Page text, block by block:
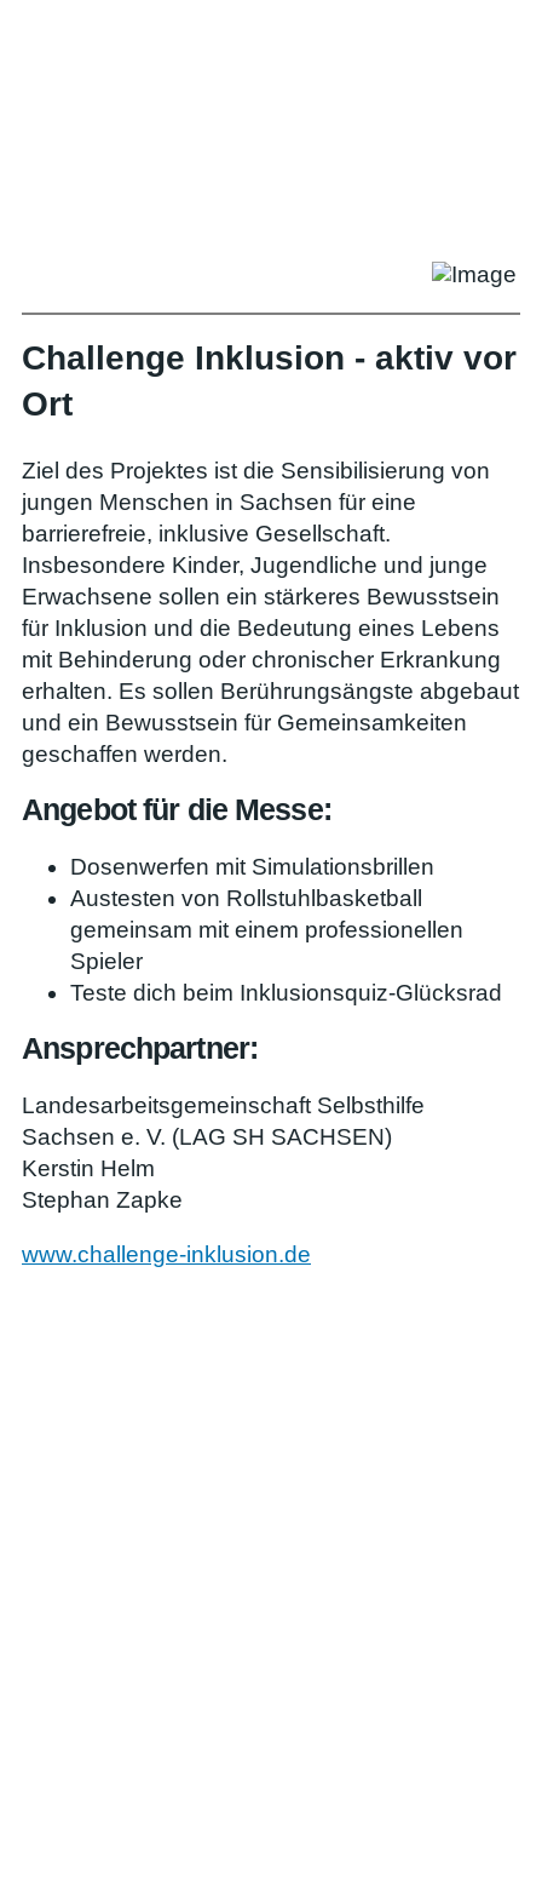
Challenge Inklusion - aktiv vor
Ort
Ziel des Projektes ist die Sensibilisierung von
jungen Menschen in Sachsen für eine
barrierefreie, inklusive Gesellschaft.
Insbesondere Kinder, Jugendliche und junge
Erwachsene sollen ein stärkeres Bewusstsein
für Inklusion und die Bedeutung eines Lebens
mit Behinderung oder chronischer Erkrankung
erhalten. Es sollen Berührungsängste abgebaut
und ein Bewusstsein für Gemeinsamkeiten
geschaffen werden.
Angebot für die Messe:
Dosenwerfen mit Simulationsbrillen
Austesten von Rollstuhlbasketball
gemeinsam mit einem professionellen
Spieler
Teste dich beim Inklusionsquiz-Glücksrad
Ansprechpartner:
Landesarbeitsgemeinschaft Selbsthilfe
Sachsen e. V. (LAG SH SACHSEN)
Kerstin Helm
Stephan Zapke
www.challenge-inklusion.de